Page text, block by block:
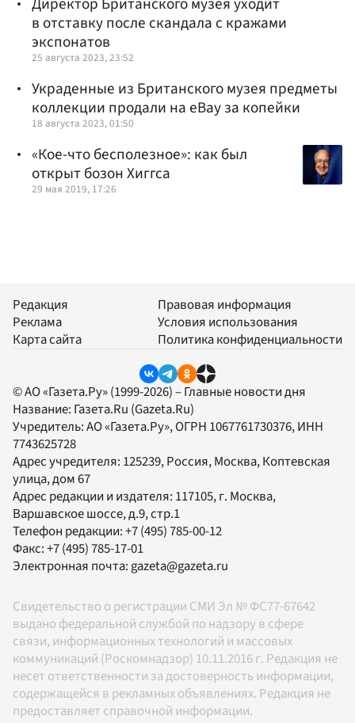
в отставку после скандала с кражами
экспонатов
25 августа 2023, 23:52
Украденные из Британского музея предметы
коллекции продали на eBay за копейки
18 августа 2023, 01:50
«Кое-что бесполезное»: как был
открыт бозон Хиггса
29 мая 2019, 17:26
Редакция
Реклама
Карта сайта
Правовая информация
Условия использования
Политика конфиденциальности
© АО «Газета.Ру» (1999-2026) – Главные новости дня
Название: Газета.Ru (Gazeta.Ru)
Учредитель:АО «Газета.Ру», ОГРН 1067761730376, ИНН
7743625728
Адрес учредителя: 125239, Россия, Москва, Коптевская
улица, дом 67
Адрес редакции и издателя: 117105, г. Москва,
Варшавское шоссе, д.9, стр.1
Телефон редакции:+7 (495) 785-00-12
Факс:+7 (495) 785-17-01
Электронная почта:gazeta@gazeta.ru
Свидетельство о регистрации СМИ Эл № ФС77-67642
выдано федеральной службой по надзору в сфере
связи, информационных технологий и массовых
коммуникаций (Роскомнадзор) 10.11.2016 г. Редакция не
несет ответственности за достоверность информации,
содержащейся в рекламных объявлениях. Редакция не
предоставляет справочной информации.